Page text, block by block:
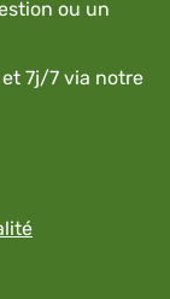
ou un
7j/7 via notre